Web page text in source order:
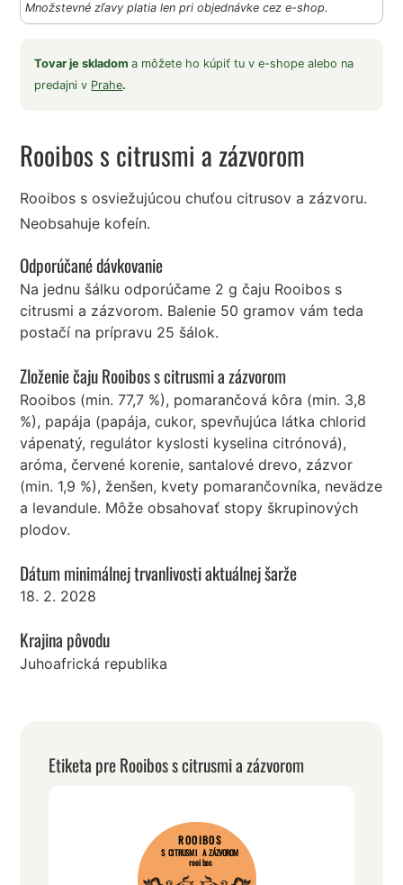
Množstevné zľavy platia len pri objednávke cez e-shop.
Tovar je skladoma môžete ho kúpiť tu v e-shope alebo na
predajni v Prahe.
Rooibos s citrusmi a zázvorom
Rooibos s osviežujúcou chuťou citrusov a zázvoru.
Neobsahuje kofeín.
Odporúčané dávkovanie
Na jednu šálku odporúčame 2 g čaju Rooibos s
citrusmi a zázvorom. Balenie 50 gramov vám teda
postačí na prípravu 25 šálok.
Zloženie čaju Rooibos s citrusmi a zázvorom
Rooibos (min. 77,7 %), pomarančová kôra (min. 3,8
%), papája (papája, cukor, spevňujúca látka chlorid
vápenatý, regulátor kyslosti kyselina citrónová),
aróma, červené korenie, santalové drevo, zázvor
(min. 1,9 %), ženšen, kvety pomarančovníka, nevädze
a levandule. Môže obsahovať stopy škrupinových
plodov.
Dátum minimálnej trvanlivosti aktuálnej šarže
18. 2. 2028
Krajina pôvodu
Juhoafrická republika
Etiketa pre Rooibos s citrusmi a zázvorom
ROOIBOS
S CITRUSMI A ZÁZVOROM
rooibos